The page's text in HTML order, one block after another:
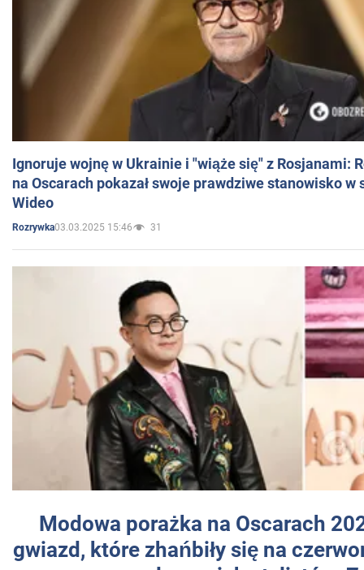
Ignoruje wojnę w Ukrainie i "wiąże się" z Rosjanami:
na Oscarach pokazał swoje prawdziwe stanowisko w
Wideo
Rozrywka03.03.2025 15:46 31
Modowa porażka na Oscarach
gwiazd, które zhańbiły się na